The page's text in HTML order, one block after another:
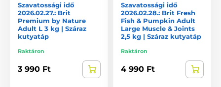
Szavatossági idő
2026.02.27.: Brit
Premium by Nature
Adult L 3 kg | Száraz
kutyatáp
Raktáron
3 990 Ft
Szavatossági idő
2026.02.28.: Brit Fresh
Fish & Pumpkin Adult
Large Muscle & Joints
2,5 kg | Száraz kutyatáp
Raktáron
4 990 Ft